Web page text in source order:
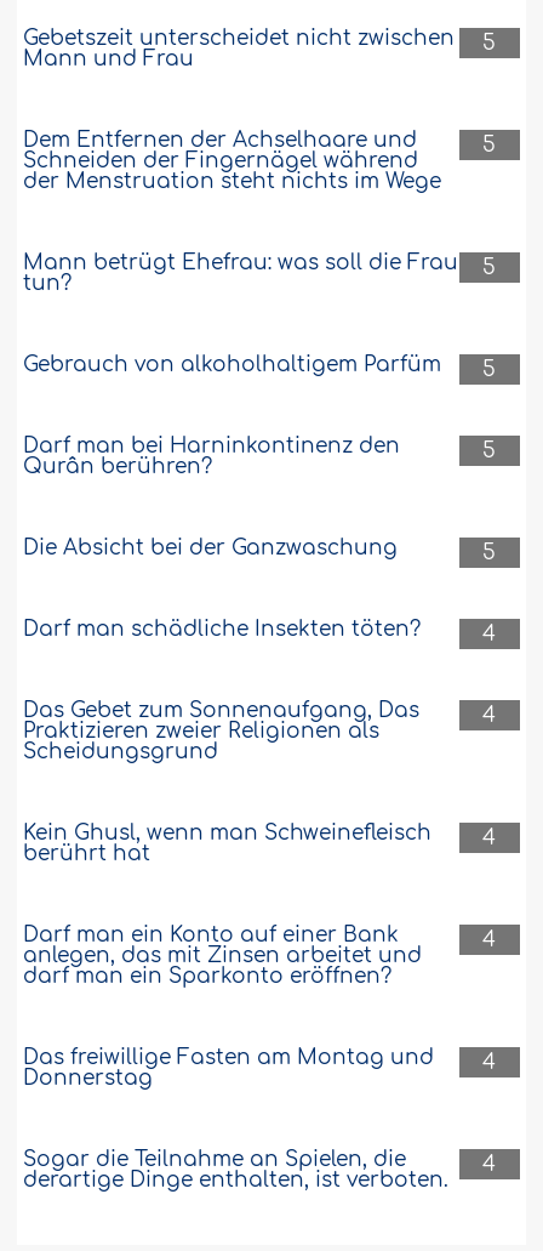
5
Gebetszeit unterscheidet nicht zwischen
Mann und Frau
5
Dem Entfernen der Achselhaare und
Schneiden der Fingernägel während
der Menstruation steht nichts im Wege
5
Mann betrügt Ehefrau: was soll die Frau
tun?
5
Gebrauch von alkoholhaltigem Parfüm
5
Darf man bei Harninkontinenz den
Qurân berühren?
5
Die Absicht bei der Ganzwaschung
4
Darf man schädliche Insekten töten?
4
Das Gebet zum Sonnenaufgang, Das
Praktizieren zweier Religionen als
Scheidungsgrund
4
Kein Ghusl, wenn man Schweinefleisch
berührt hat
4
Darf man ein Konto auf einer Bank
anlegen, das mit Zinsen arbeitet und
darf man ein Sparkonto eröffnen?
4
Das freiwillige Fasten am Montag und
Donnerstag
4
Sogar die Teilnahme an Spielen, die
derartige Dinge enthalten, ist verboten.